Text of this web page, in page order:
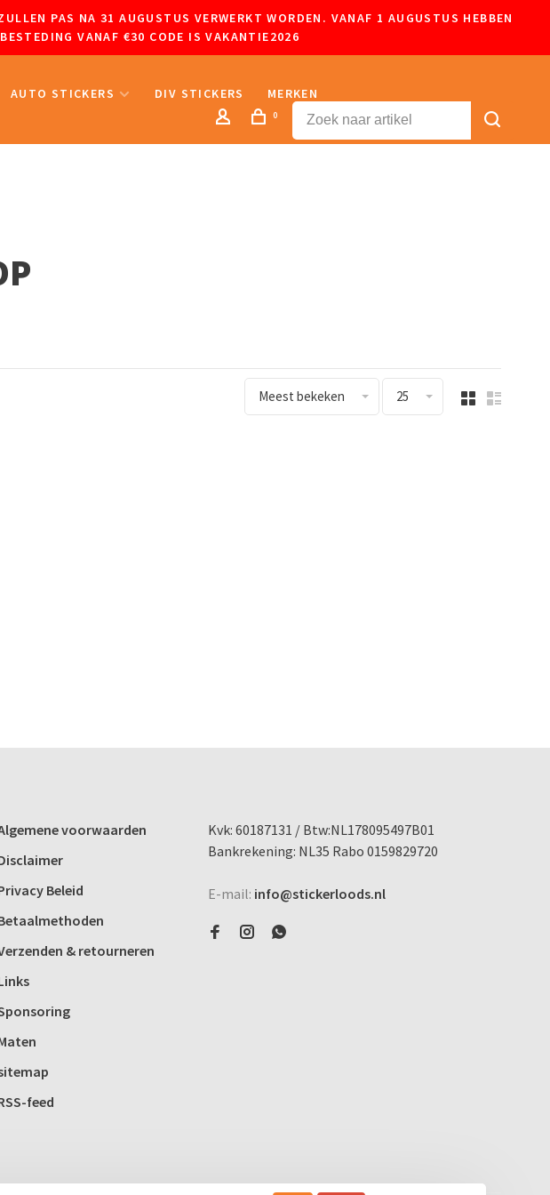
PAS NA 31 AUGUSTUS VERWERKT WORDEN. VANAF 1 AUGUSTUS HEBBEN
VANAF €30 CODE IS VAKANTIE2026
AUTO STICKERS DIV STICKERS MERKEN
0
Meest bekeken 25
voorwaarden
Beleid
& retourneren
feed
Kvk: 60187131 / Btw:NL178095497B01
Bankrekening: NL35 Rabo 0159829720
E-mail: info@stickerloods.nl